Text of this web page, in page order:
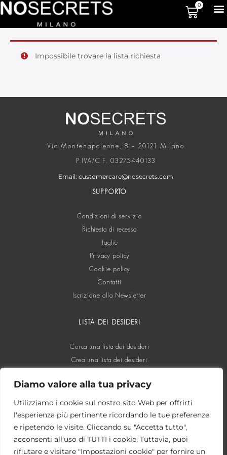
Diamo valore alla tua privacy
Utilizziamo i cookie sul nostro sito Web per offrirti
l'esperienza più pertinente ricordando le tue preferenze
e ripetendo le visite. Cliccando su "Accetta tutto",
acconsenti all'uso di TUTTI i cookie. Tuttavia, puoi
rifiutare e visitare "Impostazioni cookie" per fornire un
0
Impossibile trovare la lista richiesta
Via Montenapoleone, 8 – 20121 Milano
P.IVA/C.F. 03275440133
Email: customercare@nosecrets.com
SUPPORTO
Condizioni di servizio
Richiesta di recesso
Taglie
Privacy policy
Cookie policy
Contatti
Iscrizione alla Newsletter
LISTA DEI DESIDERI
Cerca una lista dei desideri
Crea una lista dei desideri
SOCIAL